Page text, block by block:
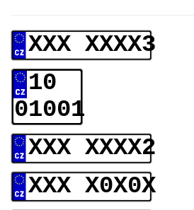
XXX XXXX3
10
01001
XXX XXXX2
XXX X0X0X